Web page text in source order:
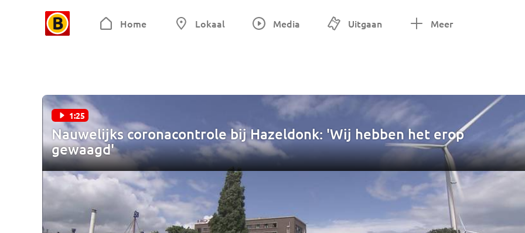
Home Lokaal Media Uitgaan Meer
1:25
Nauwelijks coronacontrole bij Hazeldonk: 'Wij hebben het erop
gewaagd'